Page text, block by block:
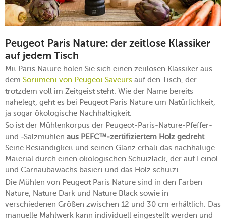
Peugeot Paris Nature: der zeitlose Klassiker
auf jedem Tisch
Mit Paris Nature holen Sie sich einen zeitlosen Klassiker aus
dem Sortiment von Peugeot Saveurs auf den Tisch, der
trotzdem voll im Zeitgeist steht. Wie der Name bereits
nahelegt, geht es bei Peugeot Paris Nature um Natürlichkeit,
ja sogar ökologische Nachhaltigkeit.
So ist der Mühlenkorpus der Peugeot-Paris-Nature-Pfeffer-
und -Salzmühlen aus PEFC™-zertifiziertem Holz gedreht.
Seine Beständigkeit und seinen Glanz erhält das nachhaltige
Material durch einen ökologischen Schutzlack, der auf Leinöl
und Carnaubawachs basiert und das Holz schützt.
Die Mühlen von Peugeot Paris Nature sind in den Farben
Nature, Nature Dark und Nature Black sowie in
verschiedenen Größen zwischen 12 und 30 cm erhältlich. Das
manuelle Mahlwerk kann individuell eingestellt werden und